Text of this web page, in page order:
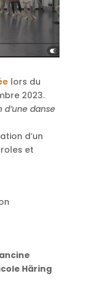
lors du
2023.
danse
d’un
et
Häring